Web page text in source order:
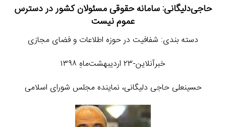
حاجی‌دلیگانی: سامانه حقوقی مسئولان کشور در دسترس
عموم نیست
دسته بندی: شفافیت در حوزه اطلاعات و فضای مجازی
خبرآنلاین-۲۳ اردیبهشت‌ماهِ ۱۳۹۸
حسینعلی حاجی دلیگانی، نماینده مجلس شورای اسلامی